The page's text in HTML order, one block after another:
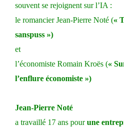
souvent se rejoignent sur l’IA :
le romancier Jean-Pierre Noté («
sanspuss »)
et
l’économiste Romain Kroës («
l’enflure économiste »)
Jean-Pierre Noté
a travaillé 17 ans pourune